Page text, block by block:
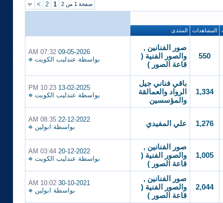
صفحة 1 من 2 1
2
>
المشاهدات المنتدى
550
صور الفنانين ,
والصور الفنية (
قاعة الصور )
09-05-2026
07:32 AM
بواسطة عندليب الكويت
1,334
باقي فناني جيل
الرواد والعمالقة
والمؤسسين
13-02-2025
10:23 PM
بواسطة عندليب الكويت
1,276 علي المفيدي
22-12-2022
08:35 AM
بواسطة ابولين
1,005
صور الفنانين ,
والصور الفنية (
قاعة الصور )
20-12-2022
03:44 AM
بواسطة عندليب الكويت
2,044
صور الفنانين ,
والصور الفنية (
قاعة الصور )
30-10-2021
10:02 AM
بواسطة ابولين